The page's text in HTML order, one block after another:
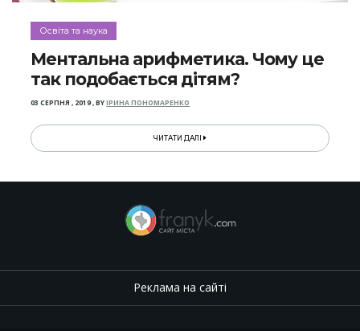
Освіта та наука
Ментальна арифметика. Чому це
так подобається дітям?
03 СЕРПНЯ , 2019,BYІРИНА ПОНОМАРЕНКО
ЧИТАТИ ДАЛІ
Реклама на сайті